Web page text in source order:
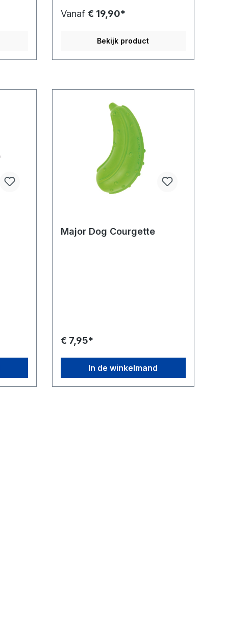
Vanaf € 19,90*
Bekijk product
Major Dog Courgette
€ 7,95*
In de winkelmand